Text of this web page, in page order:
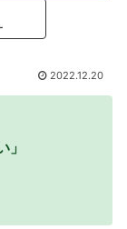
2022.12.20